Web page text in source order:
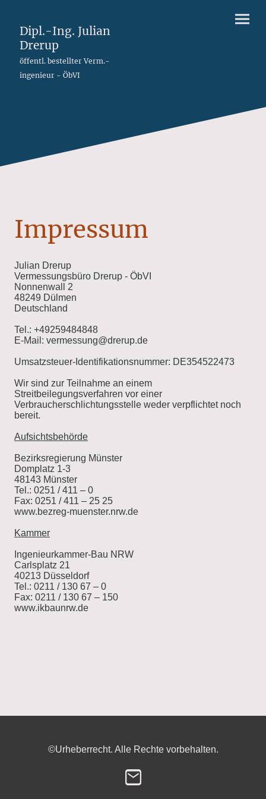
Dipl.-Ing. Julian
Drerup
öffentl. bestellter Verm.-
ingenieur - ÖbVI
Impressum
Julian Drerup
Vermessungsbüro Drerup - ÖbVI
Nonnenwall 2
48249 Dülmen
Deutschland
Tel.: +49259484848
E-Mail: vermessung@drerup.de
Umsatzsteuer-Identifikationsnummer: DE354522473
Wir sind zur Teilnahme an einem
Streitbeilegungsverfahren vor einer
Verbraucherschlichtungsstelle weder verpflichtet noch
bereit.
Aufsichtsbehörde
Bezirksregierung Münster
Domplatz 1-3
48143 Münster
Tel.: 0251 / 411 – 0
Fax: 0251 / 411 – 25 25
www.bezreg-muenster.nrw.de
Kammer
Ingenieurkammer-Bau NRW
Carlsplatz 21
40213 Düsseldorf
Tel.: 0211 / 130 67 – 0
Fax: 0211 / 130 67 – 150
www.ikbaunrw.de
©Urheberrecht. Alle Rechte vorbehalten.